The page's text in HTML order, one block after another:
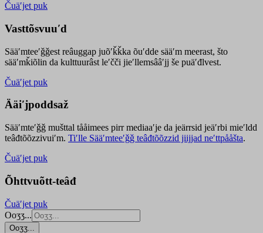
Čuäʹjet puk
Vasttõsvuuʹd
Sääʹmteeʹǧǧest reâuggap juõʹǩǩka õuʹdde sääʹm meerast, što
sääʹmǩiõlin da kulttuurâst leʹčči jieʹllemsââʹjj še puäʹđlvest.
Čuäʹjet puk
Ääiʹjpoddsaž
Sääʹmteʹǧǧ mušttal tååimees pirr mediaaʹje da jeärrsid jeäʹrbi mieʹldd
teâđtõõzzivuiʹm. Tiʹlle Sääʹmteeʹǧǧ teâđtõõzzid jiijjad neʹttpååšta.
Čuäʹjet puk
Õhttvuõtt-teâđ
Čuäʹjet puk
Ooʒʒ...
Ooʒʒ...